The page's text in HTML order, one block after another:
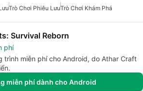
Trò Chơi Phiêu LưuTrò Chơi Khám Phá
Survival Reborn
phí
trình miễn phí cho Android, do Athar Craft
miễn phí dành cho Android